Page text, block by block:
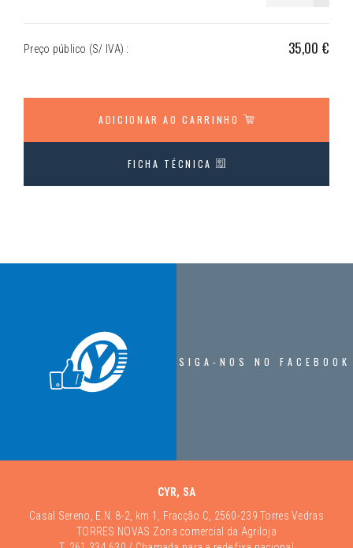
Preço público (S/ IVA) : 35,00 €
ADICIONAR AO CARRINHO
FICHA TÉCNICA
SIGA-NOS NO FACEBOOK
CYR, SA
Casal Sereno, E.N. 8-2, km 1, Fracção C, 2560-239 Torres Vedras
TORRES NOVAS Zona comercial da Agriloja